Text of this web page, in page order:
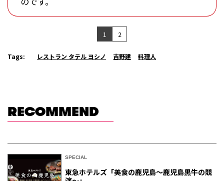
1 2
Tags: レストラン タテル ヨシノ 吉野建 料理人
RECOMMEND
SPECIAL
東急ホテルズ「美食の鹿児島～鹿児島黒牛の競